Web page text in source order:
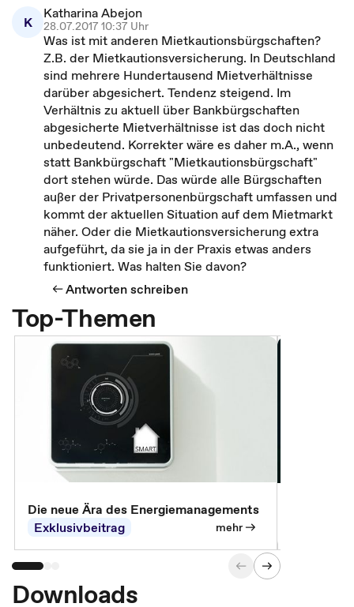
K
Katharina Abejon
28.07.2017 10:37 Uhr
Was ist mit anderen Mietkautionsbürgschaften?
Z.B. der Mietkautionsversicherung. In Deutschland
sind mehrere Hundertausend Mietverhältnisse
darüber abgesichert. Tendenz steigend. Im
Verhältnis zu aktuell über Bankbürgschaften
abgesicherte Mietverhältnisse ist das doch nicht
unbedeutend. Korrekter wäre es daher m.A., wenn
statt Bankbürgschaft "Mietkautionsbürgschaft"
dort stehen würde. Das würde alle Bürgschaften
außer der Privatpersonenbürgschaft umfassen und
kommt der aktuellen Situation auf dem Mietmarkt
näher. Oder die Mietkautionsversicherung extra
aufgeführt, da sie ja in der Praxis etwas anders
funktioniert. Was halten Sie davon?
Antworten schreiben
Top-Themen
Die neue Ära des Energiemanagements
Exklusivbeitrag
mehr
Downloads